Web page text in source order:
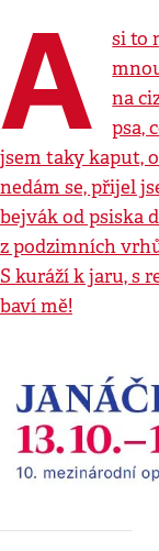
A
si to
na
psa,
jsem taky kaput,
nedám se, přijel
bejvák od psiska
z podzimních
S kuráží k jaru, s
baví mě!